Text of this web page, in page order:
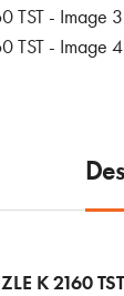
K 2160 TST